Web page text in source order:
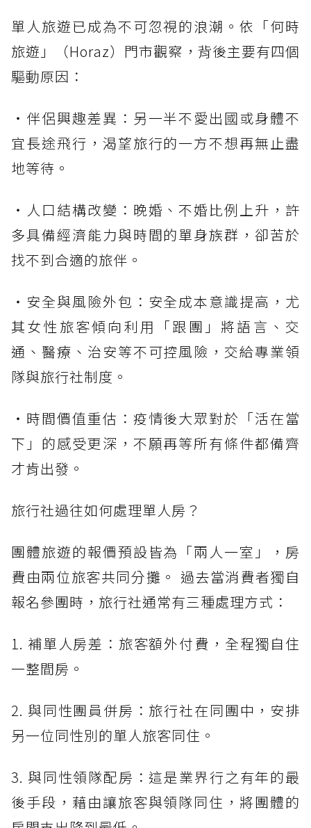
單人旅遊已成為不可忽視的浪潮。依「何時
旅遊」（Horaz）門市觀察，背後主要有四個
驅動原因：
・伴侶興趣差異：另一半不愛出國或身體不
宜長途飛行，渴望旅行的一方不想再無止盡
地等待。
・人口結構改變：晚婚、不婚比例上升，許
多具備經濟能力與時間的單身族群，卻苦於
找不到合適的旅伴。
・安全與風險外包：安全成本意識提高，尤
其女性旅客傾向利用「跟團」將語言、交
通、醫療、治安等不可控風險，交給專業領
隊與旅行社制度。
・時間價值重估：疫情後大眾對於「活在當
下」的感受更深，不願再等所有條件都備齊
才肯出發。
旅行社過往如何處理單人房？
團體旅遊的報價預設皆為「兩人一室」，房
費由兩位旅客共同分攤。 過去當消費者獨自
報名參團時，旅行社通常有三種處理方式：
1. 補單人房差：旅客額外付費，全程獨自住
一整間房。
2. 與同性團員併房：旅行社在同團中，安排
另一位同性別的單人旅客同住。
3. 與同性領隊配房：這是業界行之有年的最
後手段，藉由讓旅客與領隊同住，將團體的